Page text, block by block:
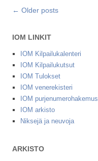
Post navigation
← Older posts
IOM LINKIT
IOM Kilpailukalenteri
IOM Kilpailukutsut
IOM Tulokset
IOM venerekisteri
IOM purjenumerohakemus
IOM arkisto
Niksejä ja neuvoja
ARKISTO